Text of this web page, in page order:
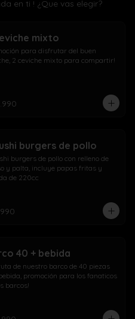
en ti ! ¿Que vas elegir?
mixto
para disfrutar del buen
2 ceviche mixto para compartir!
burgers de pollo
burgers de pollo con relleno de
y palta, incluye papas fritas y
de 220cc
40 + bebida
de nuestro barco de 40 piezas
promoción para los fanaticos
barcos!